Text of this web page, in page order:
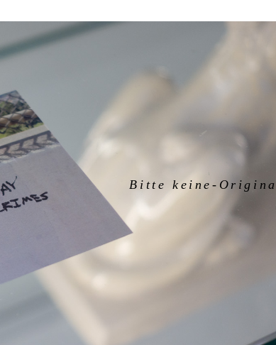
Bitte keine-